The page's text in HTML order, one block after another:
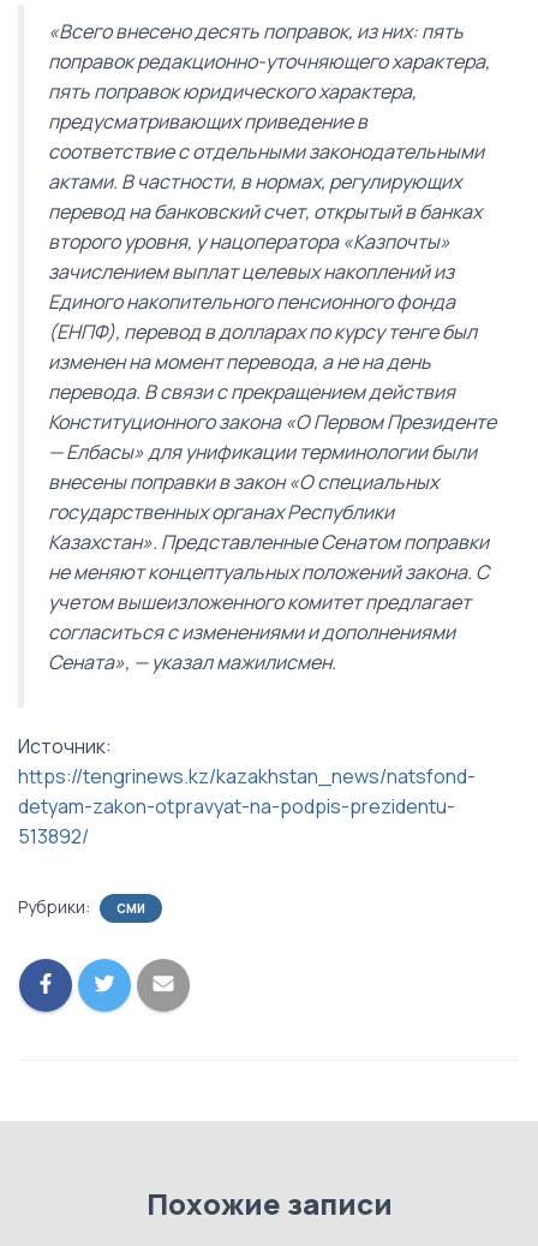
«Всего внесено десять поправок, из них: пять
поправок редакционно-уточняющего характера,
пять поправок юридического характера,
предусматривающих приведение в
соответствие с отдельными законодательными
актами. В частности, в нормах, регулирующих
перевод на банковский счет, открытый в банках
второго уровня, у нацоператора «Казпочты»
зачислением выплат целевых накоплений из
Единого накопительного пенсионного фонда
(ЕНПФ), перевод в долларах по курсу тенге был
изменен на момент перевода, а не на день
перевода. В связи с прекращением действия
Конституционного закона «О Первом Президенте
— Елбасы» для унификации терминологии были
внесены поправки в закон «О специальных
государственных органах Республики
Казахстан». Представленные Сенатом поправки
не меняют концептуальных положений закона. С
учетом вышеизложенного комитет предлагает
согласиться с изменениями и дополнениями
Сената», — указал мажилисмен.
Источник:
https://tengrinews.kz/kazakhstan_news/natsfond-
detyam-zakon-otpravyat-na-podpis-prezidentu-
513892/
Рубрики: СМИ
Похожие записи